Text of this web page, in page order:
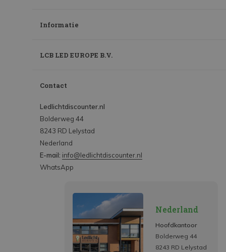
Informatie
LCB LED EUROPE B.V.
Contact
Ledlichtdiscounter.nl
Bolderweg 44
8243 RD Lelystad
Nederland
E-mail: info@ledlichtdiscounter.nl
WhatsApp
Nederland
Hoofdkantoor
Bolderweg 44
8243 RD Lelystad